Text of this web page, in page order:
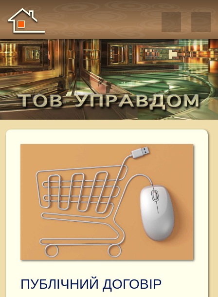
ПУБЛІЧНИЙ ДОГОВІР